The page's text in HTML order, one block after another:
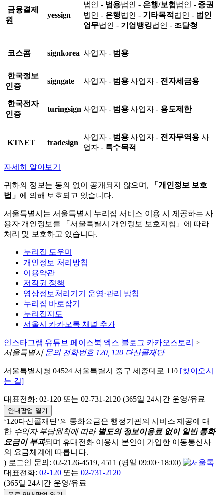
금융결제
원
yessign
법인 - 범용법인 - 은행/보험 법인 - 증권
법인 - 은행법인 - 기타목적 법인 - 법인
업무법인 - 기업뱅킹법인 - 조달청
코스콤 signkorea 사업자 - 범용
한국정보
인증
signgate 사업자 - 범용 사업자 - 전자세금용
한국전자
인증
turingsign 사업자 - 범용 사업자 - 용도제한
KTNET tradesign
사업자 - 범용 사업자 - 전자무역용 사
업자 - 특수목적
자세히 알아보기
귀하의 정보는 동의 없이 공개되지 않으며,
「개인정보 보호
법」 에 의해 보호되고 있습니다.
서울특별시는 서울특별시 누리집 서비스 이용 시 제공하는 사
용자 개인정보를 「서울특별시 개인정보 보호지침」에 따라
처리 및 보호하고 있습니다.
누리집 도우미
개인정보 처리방침
이용약관
저작권 정책
영상정보처리기기 운영·관리 방침
누리집 바로잡기
누리집지도
서울시 카카오톡 채널 추가
인스타그램 유튜브 페이스북 엑스 블로그 카카오스토리 >
서울특별시 문의 전화번호 120, 120 다산콜재단
서울특별시청 04524 서울특별시 중구 세종대로 110 [찾아오시
는 길]
대표전화: 02-120 또는 02-731-2120 (365일 24시간 운영/유료
안내팝업 열기
‘120다산콜재단’의 통화요금은 행정기관의 서비스 제공에 대
한 수익자 부담원칙에 따라 별도의 정보이용료 없이 일반 통화
요금이 부과되며 휴대전화 이용시 본인이 가입한 이동통신사
의 요금체계에 따릅니다.
) 로그인 문의: 02-2126-4519, 4511 (평일 09:00~18:00)
대표전화: 02-120 또는 02-731-2120
(365일 24시간 운영/유료